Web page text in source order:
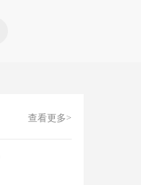
查看更多>